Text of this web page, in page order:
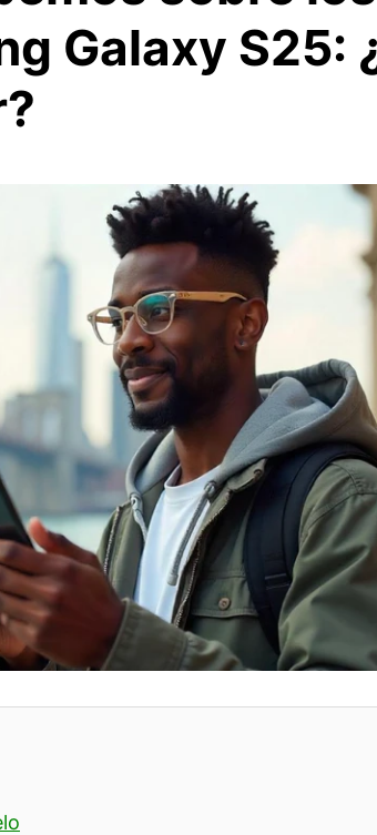
Galaxy S25: